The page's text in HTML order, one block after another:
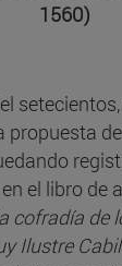
1560)
propuesta
el libro de
cofradía de
Ilustre